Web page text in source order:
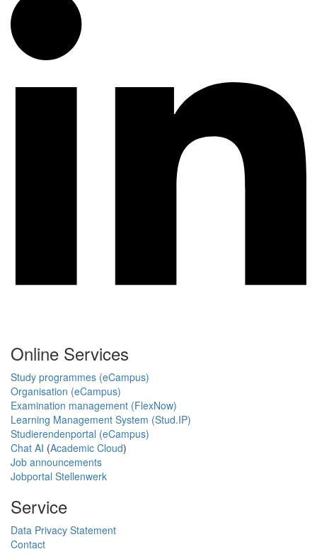
Online Services
Study programmes (eCampus)
Organisation (eCampus)
Examination management (FlexNow)
Learning Management System (Stud.IP)
Studierendenportal (eCampus)
Chat AI (Academic Cloud)
Job announcements
Jobportal Stellenwerk
Service
Data Privacy Statement
Contact